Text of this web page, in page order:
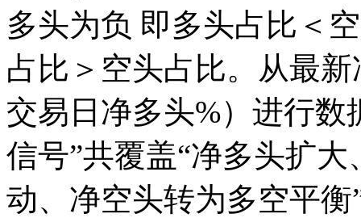
多头为负 即多头占比＜
占比＞空头占比。从最
交易日净多头%）进行
信号”共覆盖“净多头扩
动、净空头转为多空平